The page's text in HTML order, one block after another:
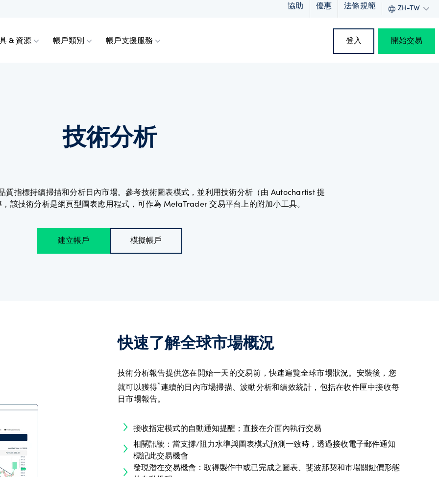
協助 優惠 法條規範 ZH-TW
計算保證金
我們的定價
我們的服務費
& 資源 帳戶類別 帳戶支援服務 登入 開始交易
技術分析
質指標持續掃描和分析日內市場。參考技術圖表模式，並利用技術分析（由 Autochartist 提
該技術分析是網頁型圖表應用程式，可作為 MetaTrader 交易平台上的附加小工具。
建立帳戶 模擬帳戶
快速了解全球市場概況
技術分析報告提供您在開始一天的交易前，快速遍覽全球市場狀況。安裝後，您
就可以獲得*連續的日內市場掃描、波動分析和績效統計，包括在收件匣中接收每
日市場報告。
接收指定模式的自動通知提醒；直接在介面內執行交易
相關訊號：當支撐/阻力水準與圖表模式預測一致時，透過接收電子郵件通知
標記此交易機會
發現潛在交易機會：取得製作中或已完成之圖表、斐波那契和市場關鍵價形態